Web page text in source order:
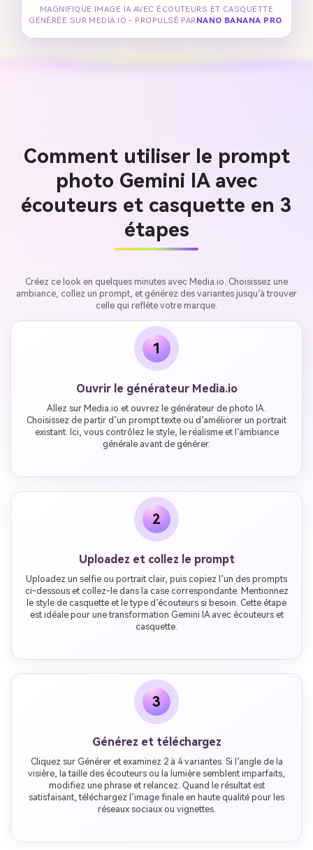
MAGNIFIQUE IMAGE IA AVEC ÉCOUTEURS ET CASQUETTE
GÉNÉRÉE SUR MEDIA.IO - PROPULSÉ PAR NANO BANANA PRO.
Comment utiliser le prompt
photo Gemini IA avec
écouteurs et casquette en 3
étapes
Créez ce look en quelques minutes avec Media.io. Choisissez une
ambiance, collez un prompt, et générez des variantes jusqu’à trouver
celle qui reflète votre marque.
1
Ouvrir le générateur Media.io
Allez sur Media.io et ouvrez le générateur de photo IA.
Choisissez de partir d’un prompt texte ou d’améliorer un portrait
existant. Ici, vous contrôlez le style, le réalisme et l’ambiance
générale avant de générer.
2
Uploadez et collez le prompt
Uploadez un selfie ou portrait clair, puis copiez l’un des prompts
ci-dessous et collez-le dans la case correspondante. Mentionnez
le style de casquette et le type d’écouteurs si besoin. Cette étape
est idéale pour une transformation Gemini IA avec écouteurs et
casquette.
3
Générez et téléchargez
Cliquez sur Générer et examinez 2 à 4 variantes. Si l’angle de la
visière, la taille des écouteurs ou la lumière semblent imparfaits,
modifiez une phrase et relancez. Quand le résultat est
satisfaisant, téléchargez l’image finale en haute qualité pour les
réseaux sociaux ou vignettes.